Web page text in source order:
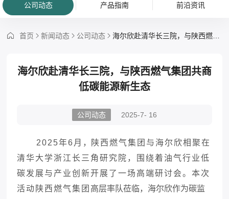
公司动态 产品指南 前沿资讯
首页 新闻动态 公司动态 海尔欣赴清华长三院，与陕西燃气集团共商低碳能源新生态
海尔欣赴清华长三院，与陕西燃气集团共商
低碳能源新生态
公司动态 2025-7- 16
2025年6月 ， 陕西燃气集团 与海尔欣相聚在
清华大学浙江长三角研究院 ，
围绕着油气行业低
碳发展与产业创新开展了一场 高端研讨会。本次
活动 陕西燃气集团 高层率队莅临， 海尔欣作为碳监